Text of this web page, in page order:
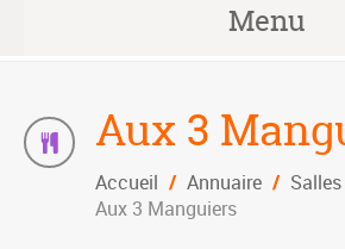
Menu
Aux 3
Accueil / Annuaire /
Aux 3 Manguiers